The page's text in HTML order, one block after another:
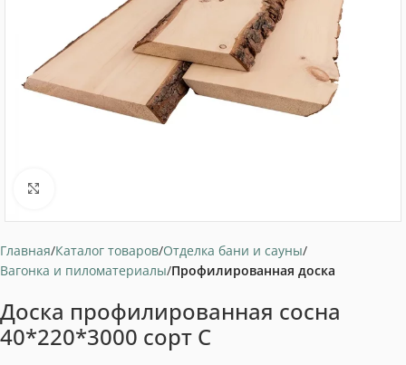
Главная Каталог товаров Отделка бани и сауны
Вагонка и пиломатериалы Профилированная доска
Доска профилированная сосна
40*220*3000 сорт С